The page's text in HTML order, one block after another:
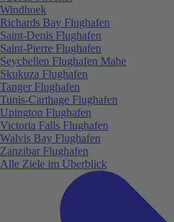
Windhoek
Richards Bay Flughafen
Saint-Denis Flughafen
Saint-Pierre Flughafen
Seychellen Flughafen Mahe
Skukuza Flughafen
Tanger Flughafen
Tunis-Carthage Flughafen
Upington Flughafen
Victoria Falls Flughafen
Walvis Bay Flughafen
Zanzibar Flughafen
Alle Ziele im Überblick